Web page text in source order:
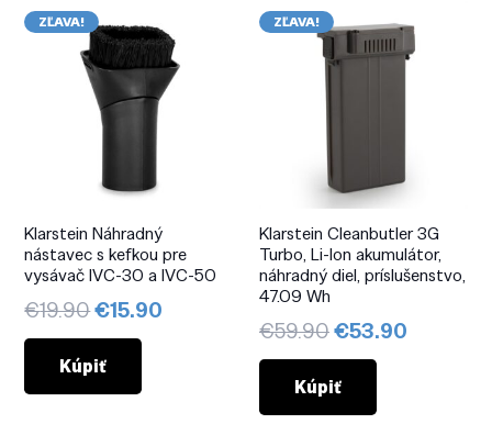
ZĽAVA!
Klarstein Náhradný
nástavec s kefkou pre
vysávač IVC-30 a IVC-50
€19.90Pôvodná
cena
bola:
€19.90.
€15.90
Kúpiť
ZĽAVA!
Klarstein Cleanbutler 3G
Turbo, Li-Ion akumulátor,
náhradný diel, príslušenstvo,
47.09 Wh
€59.90Pôvodná
cena
bola:
€59.90.
€53.90
Kúpiť